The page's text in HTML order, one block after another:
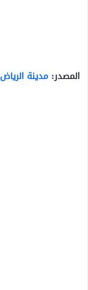
المصدر: مدينة الرياض